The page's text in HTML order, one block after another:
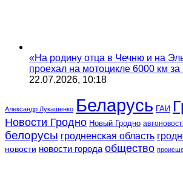
«На родину отца в Чечню и на
проехал на мотоцикле 6000 км за
22.07.2026, 10:18
Александр Лукашенко Беларусь ГАИ
Новости Гродно Новый Гродно
белорусы гродненская область
новости новости города общество